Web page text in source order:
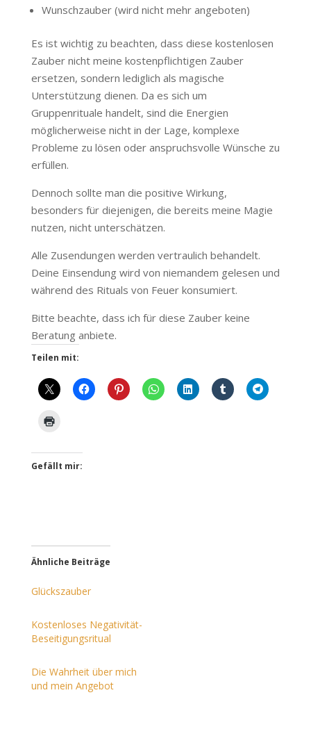
Wunschzauber (wird nicht mehr angeboten)
Es ist wichtig zu beachten, dass diese kostenlosen
Zauber nicht meine kostenpflichtigen Zauber
ersetzen, sondern lediglich als magische
Unterstützung dienen. Da es sich um
Gruppenrituale handelt, sind die Energien
möglicherweise nicht in der Lage, komplexe
Probleme zu lösen oder anspruchsvolle Wünsche zu
erfüllen.
Dennoch sollte man die positive Wirkung,
besonders für diejenigen, die bereits meine Magie
nutzen, nicht unterschätzen.
Alle Zusendungen werden vertraulich behandelt.
Deine Einsendung wird von niemandem gelesen und
während des Rituals von Feuer konsumiert.
Bitte beachte, dass ich für diese Zauber keine
Beratung anbiete.
Teilen mit:
Gefällt mir:
Ähnliche Beiträge
Glückszauber
Kostenloses Negativität-
Beseitigungsritual
Die Wahrheit über mich
und mein Angebot